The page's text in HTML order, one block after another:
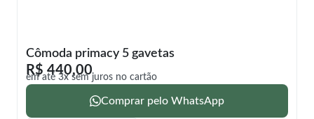
Cômoda primacy 5 gavetas
R$ 440,00
em até 3x sem juros no cartão
Comprar pelo WhatsApp